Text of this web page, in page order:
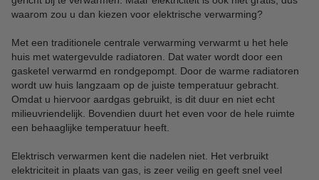
waarom zou u dan kiezen voor elektrische verwarming?
Met een traditionele centrale verwarming verwarmt u het hele
huis met watergevulde radiatoren. Dat water wordt door een
gasketel verwarmd en rondgepompt. Door de warme radiatoren
wordt uw huis langzaam op de juiste temperatuur gebracht.
Omdat u hiervoor aardgas gebruikt, is dit duur en niet echt
milieuvriendelijk. Bovendien duurt het even voor de hele ruimte
een behaaglijke temperatuur heeft.
Elektrisch verwarmen kent die nadelen niet. Het verbruikt
elektriciteit in plaats van gas, is zeer veilig en geeft snel veel